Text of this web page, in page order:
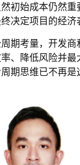
初始成本仍然重
决定项目的经济
期考量，开发商
、降低风险并最
期思维已不再是